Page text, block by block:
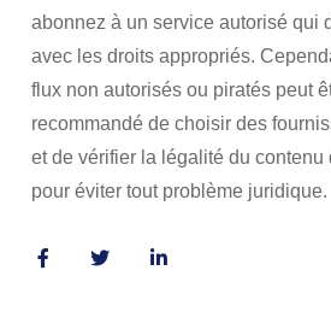
abonnez à un service autorisé qui
avec les droits appropriés.
flux non autorisés ou piratés peut
recommandé de choisir des
et de vérifier la légalité du contenu
pour éviter tout problème juridique.